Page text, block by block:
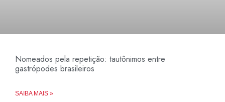
Nomeados pela repetição: tautônimos entre
gastrópodes brasileiros
SAIBA MAIS »